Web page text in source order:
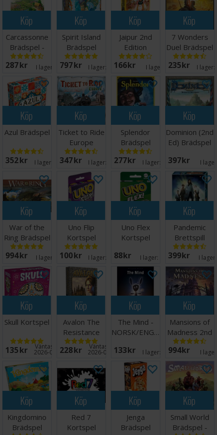
Svenska spelregler
Köp
Carcassonne
Brädspel -
Svensk
287 SEK I lager: 19
Köp
Spirit Island
Brädspel
797 SEK I lager: 20+
Köp
Jaipur 2nd
Edition
Brädspel
166 SEK I lager: 1
Köp
7 Wonders
Duel Brädspel
- Svensk
235 SEK I lager:
Köp
Azul Brädspel
352 SEK I lager: 20+
Köp
Ticket to Ride
Europe
Brädspel
347 SEK I lager: 20+
Köp
Splendor
Brädspel
277 SEK I lager: 20+
Köp
Dominion (2nd
Ed) Brädspel
397 SEK I
Köp
War of the
Ring Brädspel
994 SEK I lager: 11
Köp
Uno Flip
Kortspel
100 SEK I lager: 20+
Köp
Uno Flex
Kortspel
88 SEK I lager:
Köp
Pandemic
Brettspill
399 SEK I
Köp
Skull Kortspel
135 SEK Väntas in:
2026-09-15
Köp
Avalon The
Resistance
Kortspel
228 SEK Väntas in:
2026-08-15
Köp
The Mind -
NORSK/ENGELSK
133 SEK I lager: 20+
Köp
Mansions of
Madness 2nd
Edition
994 SEK I
Köp
Kingdomino
Brädspel
Köp
Red 7
Kortspel
Köp
Jenga
Brädspel
Köp
Small World
Brädspel -